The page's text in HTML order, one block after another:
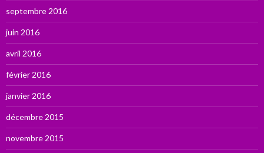
septembre 2016
juin 2016
avril 2016
février 2016
janvier 2016
décembre 2015
novembre 2015